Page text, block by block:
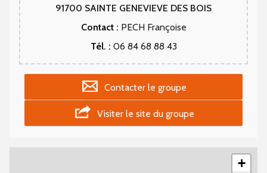
91700 SAINTE GENEVIEVE DES BOIS
Contact : PECH Françoise
Tél. : 06 84 68 88 43
Contacter le groupe
Visiter le site du groupe
+